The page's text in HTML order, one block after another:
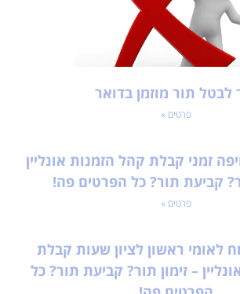
לבטל תור מוזמן בדואר
פרטים »
זמני קבלת קהל הזמנות אונליין
קביעת תור? כל הפרטים פה!
פרטים »
לאומי ראשון לציון שעות קבלת
– זימון תור? קביעת תור? כל